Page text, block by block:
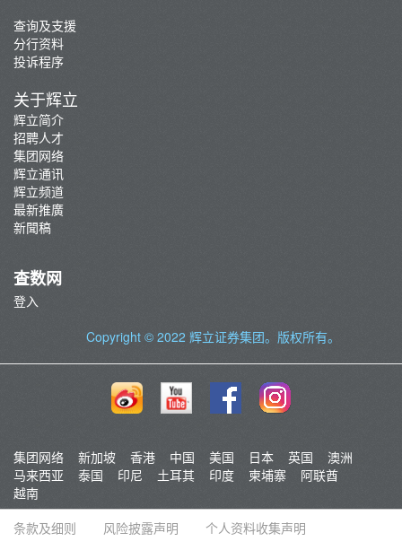
常见问题
最新推广
防骗及网络安全资讯
辉立证券开户优惠总览
查询及支援
分行资料
投诉程序
关于辉立
辉立简介
招聘人才
集团网络
辉立通讯
辉立频道
最新推廣
新聞稿
查数网
登入
Copyright © 2022 辉立证券集团。版权所有。
集团网络 新加坡 香港 中国 美国 日本 英国
澳洲
马来西亚
泰国 印尼 土耳其 印度 柬埔寨
阿联酋
越南
条款及细则
风险披露声明 个人资料收集声明